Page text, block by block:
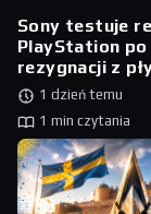
Sony testuje
PlayStation po
rezygnacji z
1 dzień temu
1 min czytania